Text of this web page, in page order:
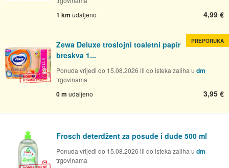
1 km udaljeno 4,99 €
Zewa Deluxe troslojni toaletni papir
breskva 1...
Ponuda vrijedi do 15.08.2026 ili do isteka zaliha u dm
trgovinama
0 m udaljeno 3,95 €
PREPORUKA
Frosch deterdžent za posuđe i dude 500 ml
Ponuda vrijedi do 15.08.2026 ili do isteka zaliha u dm
trgovinama